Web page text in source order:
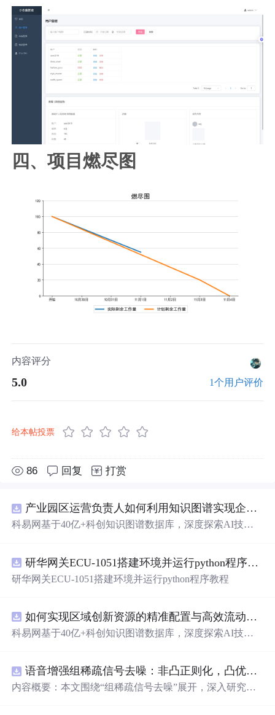
四、项目燃尽图
内容评分
5.0 1个用户评价
给本帖投票
86 回复 打赏
产业园区运营负责人如何利用知识图谱实现企业精准对接与协同？.docx
科易网基于40亿+科创知识图谱数据库，深度探索AI技术
新领域的AI+数智化解决方案，推动科技创新与产业创新
智能化发展。
研华网关ECU-1051搭建环境并运行python程序教程
研华网关ECU-1051搭建环境并运行python程序教程
如何实现区域创新资源的精准配置与高效流动？.docx
科易网基于40亿+科创知识图谱数据库，深度探索AI技术
新领域的AI+数智化解决方案，推动科技创新与产业创新
智能化发展。
语音增强组稀疏信号去噪：非凸正则化，凸优化研究（Matlab代码实现）
内容概要：本文围绕“组稀疏信号去噪”展开，深入研究了